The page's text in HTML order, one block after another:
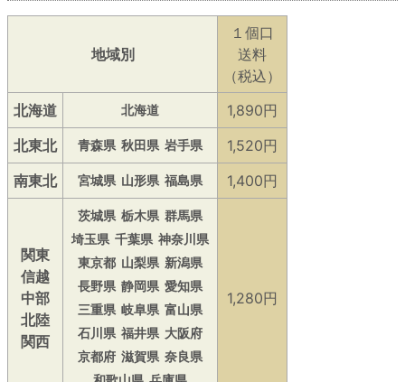
地域別
１個口
送料
（税込）
北海道
北海道
1,890円
北東北
青森県 秋田県 岩手県
1,520円
南東北
宮城県 山形県 福島県 1,400円
関東
信越
中部
北陸
関西
茨城県 栃木県 群馬県
埼玉県 千葉県 神奈川県
東京都 山梨県 新潟県
長野県 静岡県 愛知県
三重県 岐阜県 富山県
石川県 福井県 大阪府
京都府 滋賀県 奈良県
1,280円